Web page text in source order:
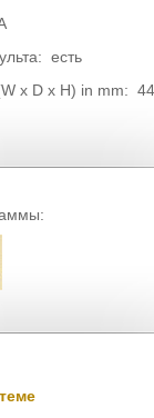
есть
x D x H) in mm: